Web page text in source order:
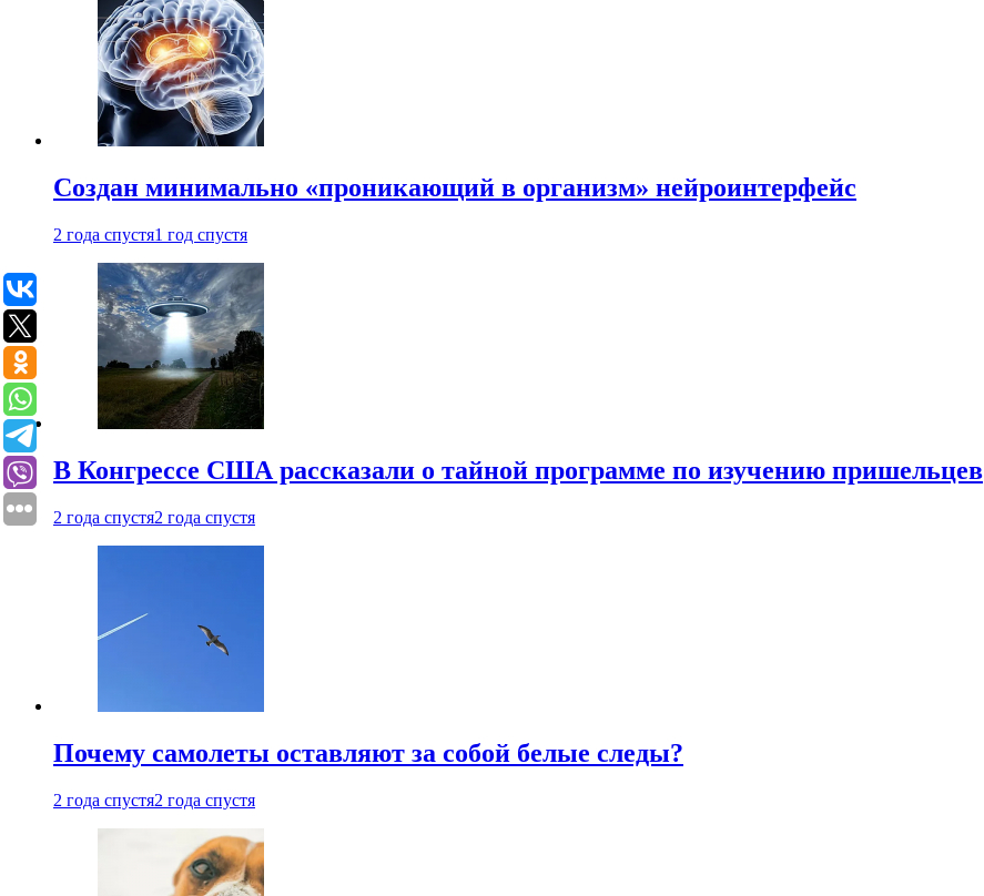
Создан минимально «проникающий в организм» нейроинтерфейс
2 года спустя1 год спустя
В Конгрессе США рассказали о тайной программе по изучению пришельцев
2 года спустя2 года спустя
Почему самолеты оставляют за собой белые следы?
2 года спустя2 года спустя